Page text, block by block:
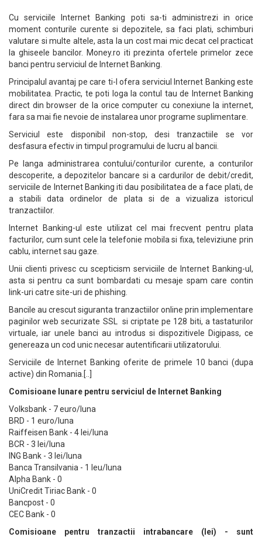
Cu serviciile Internet Banking poti sa-ti administrezi in orice
moment conturile curente si depozitele, sa faci plati, schimburi
valutare si multe altele, asta la un cost mai mic decat cel practicat
la ghiseele bancilor. Money.ro iti prezinta ofertele primelor zece
banci pentru serviciul de Internet Banking.
Principalul avantaj pe care ti-l ofera serviciul Internet Banking este
mobilitatea. Practic, te poti loga la contul tau de Internet Banking
direct din browser de la orice computer cu conexiune la internet,
fara sa mai fie nevoie de instalarea unor programe suplimentare.
Serviciul este disponibil non-stop, desi tranzactiile se vor
desfasura efectiv in timpul programului de lucru al bancii.
Pe langa administrarea contului/conturilor curente, a conturilor
descoperite, a depozitelor bancare si a cardurilor de debit/credit,
serviciile de Internet Banking iti dau posibilitatea de a face plati, de
a stabili data ordinelor de plata si de a vizualiza istoricul
tranzactiilor.
Internet Banking-ul este utilizat cel mai frecvent pentru plata
facturilor, cum sunt cele la telefonie mobila si fixa, televiziune prin
cablu, internet sau gaze.
Unii clienti privesc cu scepticism serviciile de Internet Banking-ul,
asta si pentru ca sunt bombardati cu mesaje spam care contin
link-uri catre site-uri de phishing.
Bancile au crescut siguranta tranzactiilor online prin implementare
paginilor web securizate SSL si criptate pe 128 biti, a tastaturilor
virtuale, iar unele banci au introdus si dispozitivele Digipass, ce
genereaza un cod unic necesar autentificarii utilizatorului.
Serviciile de Internet Banking oferite de primele 10 banci (dupa
active) din Romania.[..]
Comisioane lunare pentru serviciul de Internet Banking
Volksbank - 7 euro/luna
BRD - 1 euro/luna
Raiffeisen Bank - 4 lei/luna
BCR - 3 lei/luna
ING Bank - 3 lei/luna
Banca Transilvania - 1 leu/luna
Alpha Bank - 0
UniCredit Tiriac Bank - 0
Bancpost - 0
CEC Bank - 0
Comisioane pentru tranzactii intrabancare (lei) - sunt